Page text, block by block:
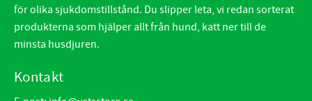
för olika sjukdomstillstånd. Du slipper leta, vi redan sorterat
produkterna som hjälper allt från hund, katt ner till de
minsta husdjuren.
Kontakt